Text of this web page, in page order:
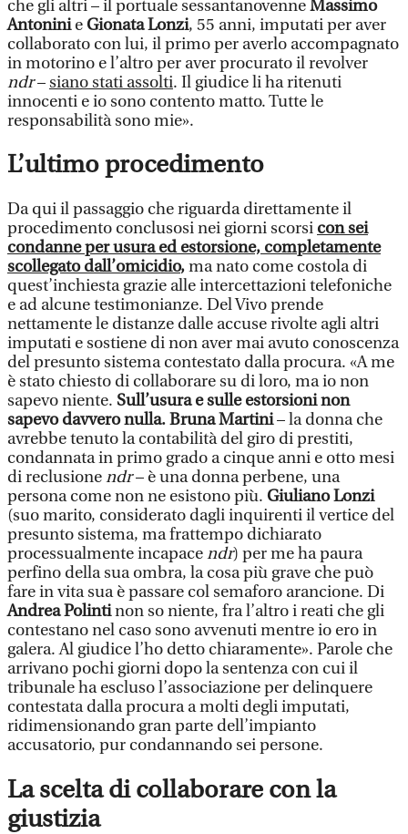
che gli altri – il portuale sessantanovenneMassimo
AntoninieGionata Lonzi, 55 anni, imputati per aver
collaborato con lui, il primo per averlo accompagnato
in motorino e l’altro per aver procurato il revolver
ndr–siano stati assolti. Il giudice li ha ritenuti
innocenti e io sono contento matto. Tutte le
responsabilità sono mie».
L’ultimo procedimento
Da qui il passaggio che riguarda direttamente il
procedimento conclusosi nei giorni scorsi con sei
condanne per usura ed estorsione, completamente
scollegato dall’omicidio,ma nato come costola di
quest’inchiesta grazie alle intercettazioni telefoniche
e ad alcune testimonianze. Del Vivo prende
nettamente le distanze dalle accuse rivolte agli altri
imputati e sostiene di non aver mai avuto conoscenza
del presunto sistema contestato dalla procura. «A me
è stato chiesto di collaborare su di loro, ma io non
sapevo niente. Sull’usura e sulle estorsioni non
sapevo davvero nulla. Bruna Martini– la donna che
avrebbe tenuto la contabilità del giro di prestiti,
condannata in primo grado a cinque anni e otto mesi
di reclusionendr– è una donna perbene, una
persona come non ne esistono più. Giuliano Lonzi
(suo marito, considerato dagli inquirenti il vertice del
presunto sistema, ma frattempo dichiarato
processualmente incapacendr) per me ha paura
perfino della sua ombra, la cosa più grave che può
fare in vita sua è passare col semaforo arancione. Di
Andrea Polintinon so niente, fra l’altro i reati che gli
contestano nel caso sono avvenuti mentre io ero in
galera. Al giudice l’ho detto chiaramente». Parole che
arrivano pochi giorni dopo la sentenza con cui il
tribunale ha escluso l’associazione per delinquere
contestata dalla procura a molti degli imputati,
ridimensionando gran parte dell’impianto
accusatorio, pur condannando sei persone.
La scelta di collaborare con la
giustizia